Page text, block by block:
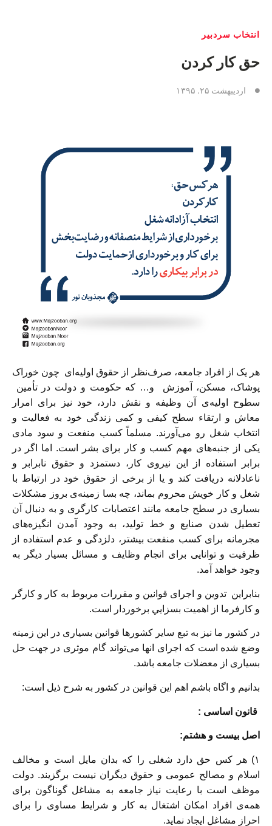
انتخاب سردبیر
حق كار كردن
اردیبهشت ۲۵, ۱۳۹۵
هر يک از افراد جامعه، صرف‌نظر از حقوق اوليه‌اى چون خوراک
پوشاک، مسكن، آموزش و… كه حكومت و دولت در تأمين
سطوح اوليه‌ی آن وظيفه و نقش دارد، خود نيز براى امرار
معاش و ارتقاء سطح كيفى و كمى زندگى خود به فعاليت و
انتخاب شغل رو می‌آورند. مسلماً كسب منفعت و سود مادی
يكی از جنبه‌های مهم كسب و كار برای بشر است. اما اگر در
برابر استفاده از اين نيروی كار، دستمزد و حقوق نابرابر و
ناعادلانه دريافت كند و يا از برخی از حقوق خود در ارتباط با
شغل و كار خويش محروم بماند، چه بسا زمينه‌ی بروز مشكلات
بسياری در سطح جامعه مانند اعتصابات كارگری و به دنبال آن
تعطيل شدن صنايع و خط توليد، به وجود آمدن انگيزه‌های
مجرمانه برای كسب منفعت بيشتر، دلزدگی و عدم استفاده از
ظرفيت و توانايی برای انجام وظايف و مسائل بسيار ديگر به
وجود خواهد آمد.
بنابراين تدوين و اجرای قوانين و مقررات مربوط به كار و كارگر
و كارفرما از اهميت بسزايي برخوردار است.
در كشور ما نيز به تبع ساير كشورها قوانين بسياری در اين زمينه
وضع شده است كه اجرای انها می‌تواند گام موثری در جهت حل
بسياری از معضلات جامعه باشد.
بدانيم و اگاه باشم اهم اين قوانين در كشور به شرح ذيل است:
قانون اساسى :
اصل بيست و هشتم:
۱)
هر كس حق دارد شغلی را كه بدان مايل است و مخالف
اسلام و مصالح عمومی و حقوق ديگران نيست برگزيند. دولت
موظف است با رعايت نياز جامعه به مشاغل گوناگون برای
همه‌ی افراد امكان اشتغال به كار و شرايط مساوی را برای
احراز مشاغل ايجاد نمايد.